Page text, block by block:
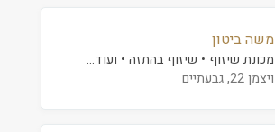
משה ביטון
מכונת שיזוף שיזוף בהתזה
ועוד...
ויצמן 22, גבעתיים